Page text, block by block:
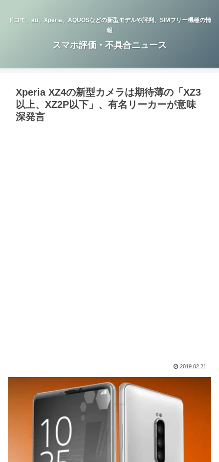
ドコモ、au、Xperia、AQUOSなどの新型モデルや評判、SIMフリー機種の情
報
スマホ評価・不具合ニュース
Xperia XZ4の新型カメラは期待薄の「XZ3
以上、XZ2P以下」、有名リーカーが意味
深発言
2019.02.21